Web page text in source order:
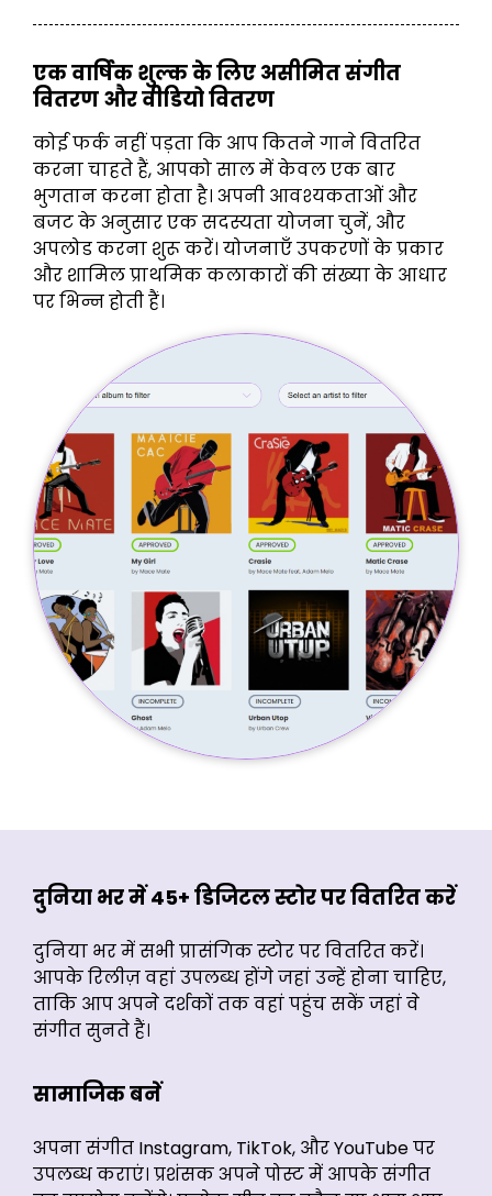
एक वार्षिक शुल्क के लिए असीमित संगीत
वितरण और वीडियो वितरण
कोई फर्क नहीं पड़ता कि आप कितने गाने वितरित
करना चाहते हैं, आपको साल में केवल एक बार
भुगतान करना होता है। अपनी आवश्यकताओं और
बजट के अनुसार एक सदस्यता योजना चुनें, और
अपलोड करना शुरू करें। योजनाएँ उपकरणों के प्रकार
और शामिल प्राथमिक कलाकारों की संख्या के आधार
पर भिन्न होती हैं।
दुनिया भर में 45+ डिजिटल स्टोर पर वितरित करें
दुनिया भर में सभी प्रासंगिक स्टोर पर वितरित करें।
आपके रिलीज़ वहां उपलब्ध होंगे जहां उन्हें होना चाहिए,
ताकि आप अपने दर्शकों तक वहां पहुंच सकें जहां वे
संगीत सुनते हैं।
सामाजिक बनें
अपना संगीत Instagram, TikTok, और YouTube पर
उपलब्ध कराएं। प्रशंसक अपने पोस्ट में आपके संगीत